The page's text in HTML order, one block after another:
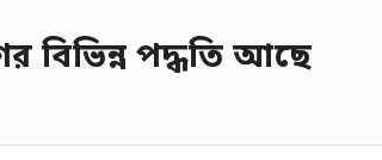
বিভিন্ন পদ্ধতি আছে